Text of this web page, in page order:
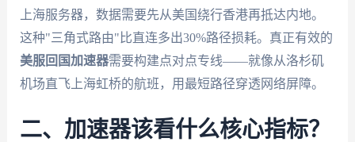
上海服务器，数据需要先从美国绕行香港再抵达内地。
这种"三角式路由"比直连多出30%路径损耗。真正有效的
美服回国加速器需要构建点对点专线——就像从洛杉矶
机场直飞上海虹桥的航班，用最短路径穿透网络屏障。
二、加速器该看什么核心指标？